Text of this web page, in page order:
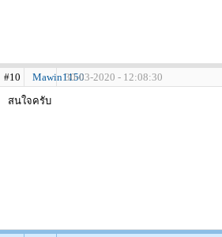
#10 Mawin115030-03-2020 - 12:08:30
สนใจครับ